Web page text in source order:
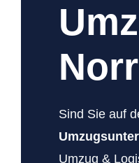
Sind Sie auf
Umzug &